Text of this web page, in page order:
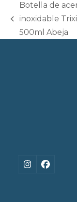
previous
post:
Botella de
inoxidable
500ml Abeja
Instagram